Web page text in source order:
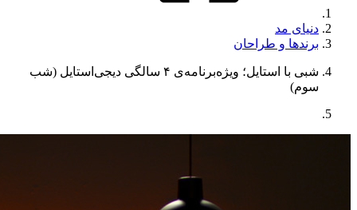
دنیای مد
برندها و طراحان
شبی با استایل؛ ویژه‌برنامه‌ی ۴ سالگی دیجی‌استایل (شب
سوم)